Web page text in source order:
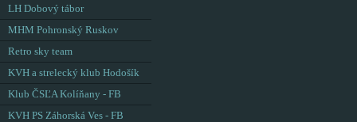
LH Dobový tábor
MHM Pohronský Ruskov
Retro sky team
KVH a strelecký klub Hodošík
Klub ČSĽA Kolíňany - FB
KVH PS Záhorská Ves - FB